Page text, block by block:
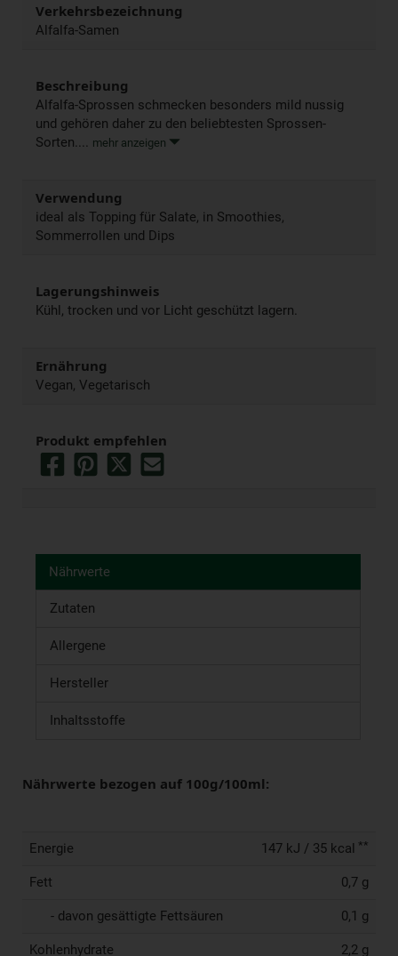
Verkehrsbezeichnung
Alfalfa-Samen
Beschreibung
Alfalfa-Sprossen schmecken besonders mild nussig
und gehören daher zu den beliebtesten Sprossen-
Sorten.... mehr anzeigen
Verwendung
ideal als Topping für Salate, in Smoothies,
Sommerrollen und Dips
Lagerungshinweis
Kühl, trocken und vor Licht geschützt lagern.
Ernährung
Vegan, Vegetarisch
Produkt empfehlen
Nährwerte
Zutaten
Allergene
Hersteller
Inhaltsstoffe
Nährwerte bezogen auf 100g/100ml:
Energie 147 kJ / 35 kcal **
Fett 0,7 g
- davon gesättigte Fettsäuren 0,1 g
Kohlenhydrate 2,2 g